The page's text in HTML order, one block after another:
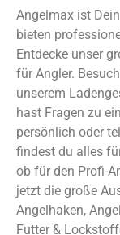
Angelmax ist
bieten
Entdecke unser
für Angler.
unserem
hast Fragen zu
persönlich oder
findest du alles
ob für den Profi-
jetzt die große
Angelhaken,
Futter &